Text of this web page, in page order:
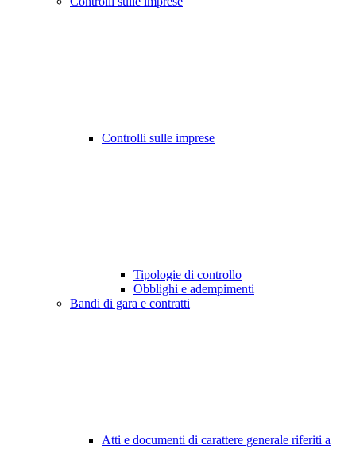
Controlli sulle imprese
Tipologie di controllo
Obblighi e adempimenti
Bandi di gara e contratti
Atti e documenti di carattere generale riferiti a